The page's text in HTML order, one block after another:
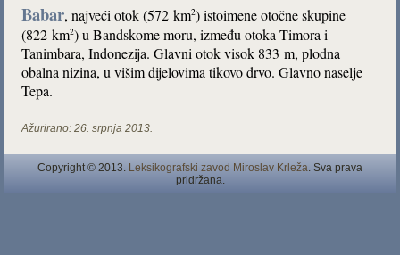
Babar, najveći otok (572 km2) istoimene otočne skupine
(822 km2) u Bandskome moru, između otoka Timora i
Tanimbara, Indonezija. Glavni otok visok 833 m, plodna
obalna nizina, u višim dijelovima tikovo drvo. Glavno naselje
Tepa.
Ažurirano: 26. srpnja 2013.
Copyright © 2013. Leksikografski zavod Miroslav Krleža. Sva prava
pridržana.